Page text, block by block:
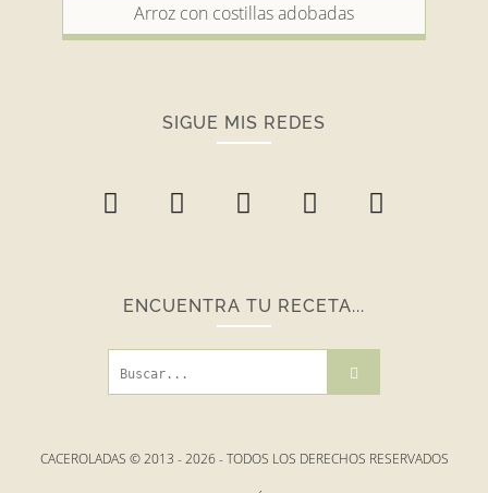
Arroz con costillas adobadas
SIGUE MIS REDES
ENCUENTRA TU RECETA...
CACEROLADAS © 2013 -2026- TODOS LOS DERECHOS RESERVADOS